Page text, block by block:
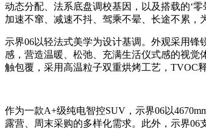
动态分配、法系底盘调校基因，以及搭载的‘
加速不窜、减速不抖、驾乘不晕、长途不累，
示界06以轻法式美学为设计基调。外观采用
感，营造温暖、松弛、充满生活仪式感的视觉
触包覆，采用高温粒子双重烘烤工艺，TVOC
作为一款A+级纯电智控SUV，示界06以
露营、周末采购的多样化需求。此外，示界06